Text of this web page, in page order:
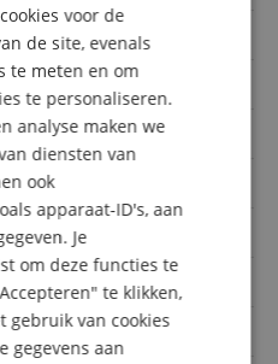
Satin
Concert/Folk/00
Mahonie
Rozenhout
Ja
Geen
SPANISH
voor de
de site, evenals
te meten en om
te personaliseren.
analyse maken we
diensten van
ook
apparaat-ID's, aan
Je
om deze functies te
te klikken,
gebruik van cookies
gegevens aan